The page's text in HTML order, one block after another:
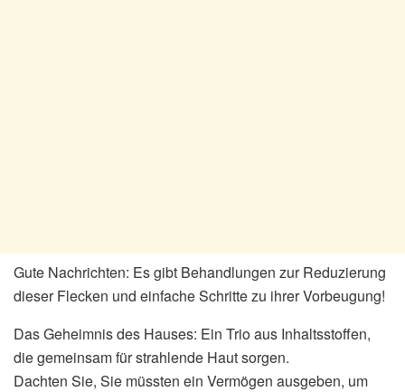
Gute Nachrichten: Es gibt Behandlungen zur Reduzierung
dieser Flecken und einfache Schritte zu ihrer Vorbeugung!
Das Geheimnis des Hauses: Ein Trio aus Inhaltsstoffen,
die gemeinsam für strahlende Haut sorgen.
Dachten Sie, Sie müssten ein Vermögen ausgeben, um